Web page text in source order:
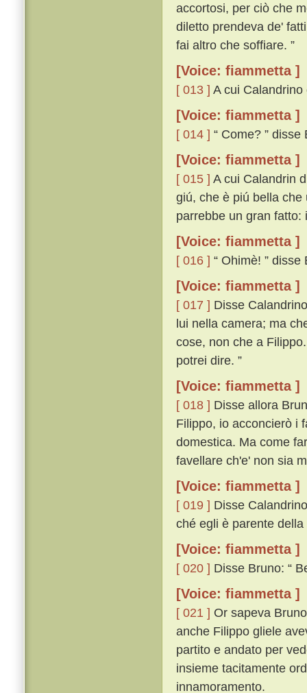
accortosi, per ciò che
diletto prendeva de'
fai altro che soffiare. ”
[Voice: fiammetta ]
[ 013 ] A cui Calandrino
[Voice: fiammetta ]
[ 014 ] “ Come? ” disse
[Voice: fiammetta ]
[ 015 ] A cui Calandrin
giú, che è piú bella
parrebbe un gran fatto:
[Voice: fiammetta ]
[ 016 ] “ Ohimè! ”
[Voice: fiammetta ]
[ 017 ] Disse
lui nella camera; ma
cose, non che a
potrei dire. ”
[Voice: fiammetta ]
[ 018 ] Disse allora
Filippo, io acconcierò i
domestica. Ma come
favellare ch'e' non sia
[Voice: fiammetta ]
[ 019 ] Disse
ché egli è parente
[Voice: fiammetta ]
[ 020 ] Disse Bruno: “
[Voice: fiammetta ]
[ 021 ] Or sapeva
anche Filippo gliele
partito e andato per
insieme tacitamente
innamoramento.